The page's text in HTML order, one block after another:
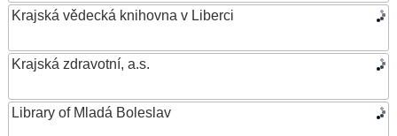
Krajská vědecká knihovna v Liberci
Krajská zdravotní, a.s.
Library of Mladá Boleslav